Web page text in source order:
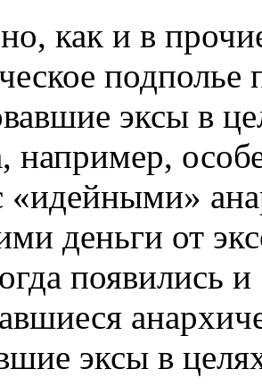
как и в
эксы в
например,
«идейными»
деньги от
появились
эксы в